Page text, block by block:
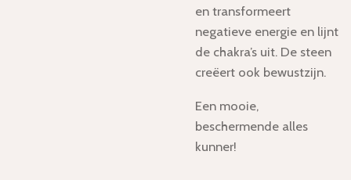
en transformeert
negatieve energie en lijnt
de chakra’s uit. De steen
creëert ook bewustzijn.
Een mooie,
beschermende alles
kunner!